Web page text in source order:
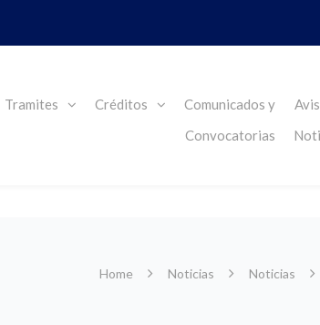
Tramites Créditos
Comunicados y
Convocatorias
Home Noticias Noticias